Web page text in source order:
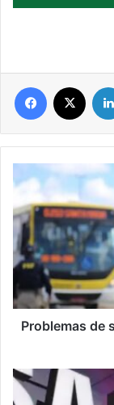
Facebook
Problemas
de
saúde
causam
28%
dos
acidentes
em
rodovias
brasileiras
Problemas de
Coreia
do